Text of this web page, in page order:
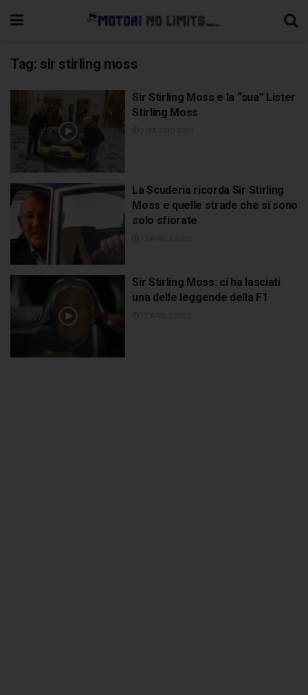
Tag: sir stirling moss
Sir Stirling Moss e la “sua” Lister
Stirling Moss
La Scuderia ricorda Sir Stirling
Moss e quelle strade che si sono
solo sfiorate
Sir Stirling Moss: ci ha lasciati
una delle leggende della F1